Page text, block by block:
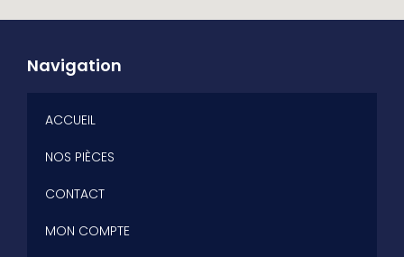
Navigation
ACCUEIL
NOS PIÈCES
CONTACT
MON COMPTE